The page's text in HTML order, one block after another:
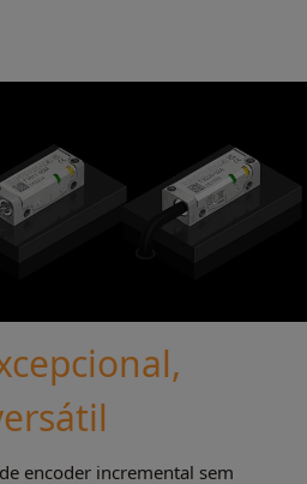
encoder incremental sem